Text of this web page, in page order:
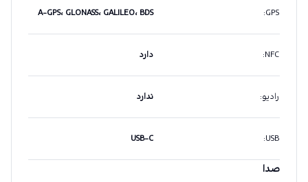
GPS
: A-GPS، GLONASS، GALILEO، BDS
NFC
: دارد
رادیو: ندارد
USB
:
USB-C
صدا